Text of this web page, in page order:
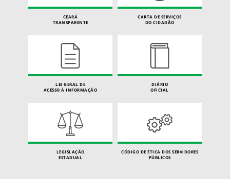
CEARÁ
TRANSPARENTE
CARTA DE SERVIÇOS
DO CIDADÃO
LEI GERAL DE
ACESSO À INFORMAÇÃO
DIÁRIO
OFICIAL
LEGISLAÇÃO
ESTADUAL
CÓDIGO DE ÉTICA DOS SERVIDORES
PÚBLICOS